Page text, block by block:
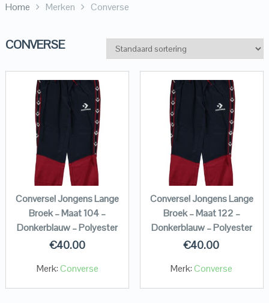
Home Merken Converse
CONVERSE
Converse! Jongens Lange
Broek – Maat 104 –
Donkerblauw – Polyester
€40.00
Merk:Converse
Converse! Jongens Lange
Broek – Maat 122 –
Donkerblauw – Polyester
€40.00
Merk:Converse